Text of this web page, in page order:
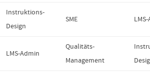
Instruktions-
Design
SME
LMS-Admin
Qualitäts-
Management